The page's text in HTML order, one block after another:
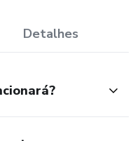
Restrições
Detalhes